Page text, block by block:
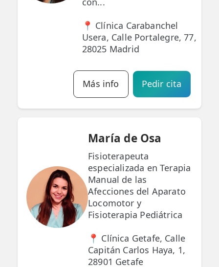
📍 Clínica Carabanchel
Usera, Calle Portalegre, 77,
28025 Madrid
Más info Pedir cita
María de Osa
Fisioterapeuta
especializada en Terapia
Manual de las
Afecciones del Aparato
Locomotor y
Fisioterapia Pediátrica
📍 Clínica Getafe, Calle
Capitán Carlos Haya, 1,
28901 Getafe